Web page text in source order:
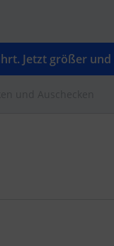
Jetzt größer